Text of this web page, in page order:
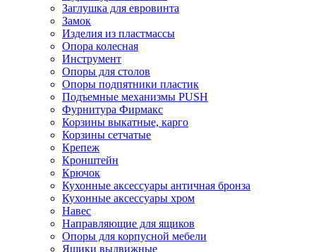
Заглушка для евровинта
Замок
Изделия из пластмассы
Опора колесная
Инструмент
Опоры для столов
Опоры подпятники пластик
Подъемные механизмы PUSH
Фурнитура Фирмакс
Корзины выкатные, карго
Корзины сетчатые
Крепеж
Кронштейн
Крючок
Кухонные аксессуары античная бронза
Кухонные аксессуары хром
Навес
Направляющие для ящиков
Опоры для корпусной мебели
Ящики выдвижные